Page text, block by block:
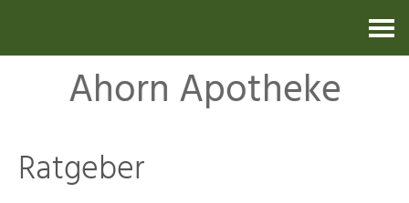
Ahorn Apotheke
Ratgeber